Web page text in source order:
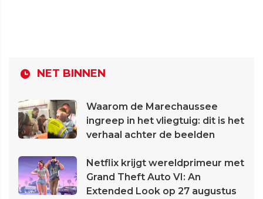
NET BINNEN
Waarom de Marechaussee
ingreep in het vliegtuig: dit is het
verhaal achter de beelden
Netflix krijgt wereldprimeur met
Grand Theft Auto VI: An
Extended Look op 27 augustus